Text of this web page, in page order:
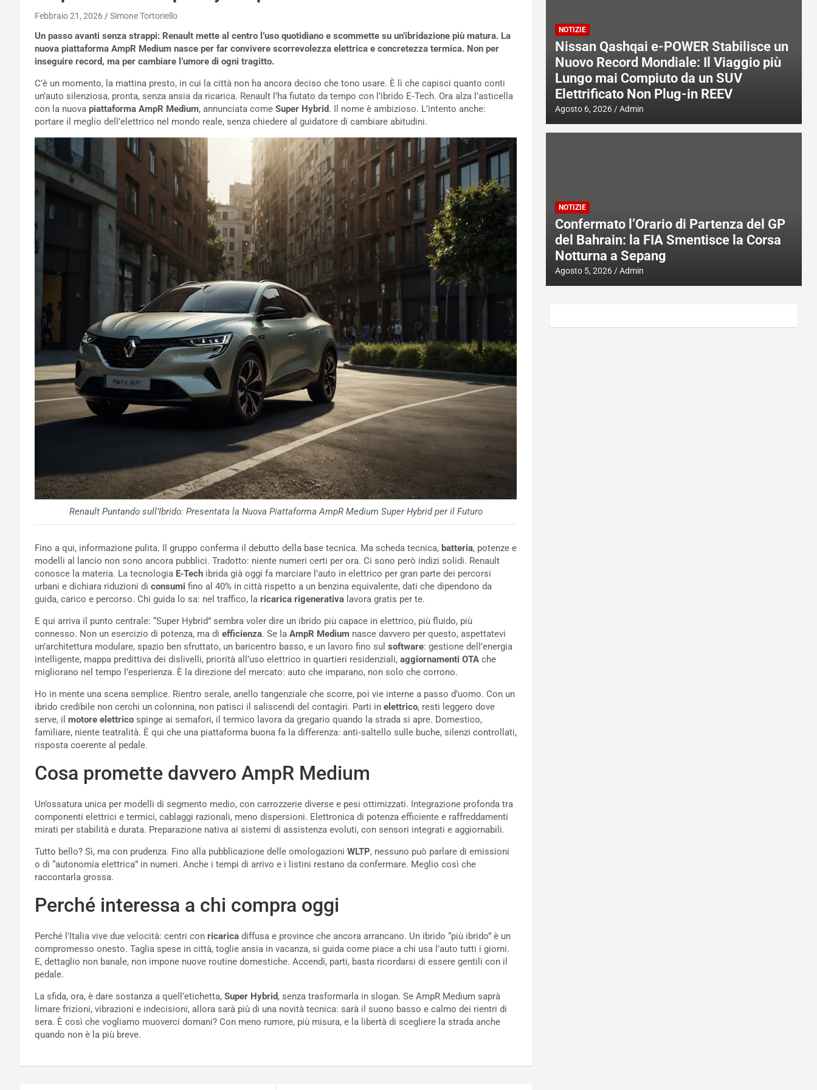
Febbraio 21, 2026 Simone Tortoriello
Un passo avanti senza strappi: Renault mette al centro l’uso quotidiano e scommette su un’ibridazione più matura. La
nuova piattaforma AmpR Medium nasce per far convivere scorrevolezza elettrica e concretezza termica. Non per
inseguire record, ma per cambiare l’umore di ogni tragitto.
C’è un momento, la mattina presto, in cui la città non ha ancora deciso che tono usare. È lì che capisci quanto conti
un’auto silenziosa, pronta, senza ansia da ricarica. Renault l’ha fiutato da tempo con l’ibrido E‑Tech. Ora alza l’asticella
con la nuova piattaforma AmpR Medium, annunciata come Super Hybrid. Il nome è ambizioso. L’intento anche:
portare il meglio dell’elettrico nel mondo reale, senza chiedere al guidatore di cambiare abitudini.
Renault Puntando sull’Ibrido: Presentata la Nuova Piattaforma AmpR Medium Super Hybrid per il Futuro
Fino a qui, informazione pulita. Il gruppo conferma il debutto della base tecnica. Ma scheda tecnica, batteria, potenze e
modelli al lancio non sono ancora pubblici. Tradotto: niente numeri certi per ora. Ci sono però indizi solidi. Renault
conosce la materia. La tecnologia E‑Tech ibrida già oggi fa marciare l’auto in elettrico per gran parte dei percorsi
urbani e dichiara riduzioni di consumi fino al 40% in città rispetto a un benzina equivalente, dati che dipendono da
guida, carico e percorso. Chi guida lo sa: nel traffico, la ricarica rigenerativa lavora gratis per te.
E qui arriva il punto centrale: “Super Hybrid” sembra voler dire un ibrido più capace in elettrico, più fluido, più
connesso. Non un esercizio di potenza, ma di efficienza. Se la AmpR Medium nasce davvero per questo, aspettatevi
un’architettura modulare, spazio ben sfruttato, un baricentro basso, e un lavoro fino sul software: gestione dell’energia
intelligente, mappa predittiva dei dislivelli, priorità all’uso elettrico in quartieri residenziali, aggiornamenti OTA che
migliorano nel tempo l’esperienza. È la direzione del mercato: auto che imparano, non solo che corrono.
Ho in mente una scena semplice. Rientro serale, anello tangenziale che scorre, poi vie interne a passo d’uomo. Con un
ibrido credibile non cerchi un colonnina, non patisci il saliscendi del contagiri. Parti in elettrico, resti leggero dove
serve, il motore elettrico spinge ai semafori, il termico lavora da gregario quando la strada si apre. Domestico,
familiare, niente teatralità. È qui che una piattaforma buona fa la differenza: anti‑saltello sulle buche, silenzi controllati,
risposta coerente al pedale.
Cosa promette davvero AmpR Medium
Un’ossatura unica per modelli di segmento medio, con carrozzerie diverse e pesi ottimizzati. Integrazione profonda tra
componenti elettrici e termici, cablaggi razionali, meno dispersioni. Elettronica di potenza efficiente e raffreddamenti
mirati per stabilità e durata. Preparazione nativa ai sistemi di assistenza evoluti, con sensori integrati e aggiornabili.
Tutto bello? Sì, ma con prudenza. Fino alla pubblicazione delle omologazioni WLTP, nessuno può parlare di emissioni
o di “autonomia elettrica” in numeri. Anche i tempi di arrivo e i listini restano da confermare. Meglio così che
raccontarla grossa.
Perché interessa a chi compra oggi
Perché l’Italia vive due velocità: centri con ricarica diffusa e province che ancora arrancano. Un ibrido “più ibrido” è un
compromesso onesto. Taglia spese in città, toglie ansia in vacanza, si guida come piace a chi usa l’auto tutti i giorni.
E, dettaglio non banale, non impone nuove routine domestiche. Accendi, parti, basta ricordarsi di essere gentili con il
pedale.
La sfida, ora, è dare sostanza a quell’etichetta, Super Hybrid, senza trasformarla in slogan. Se AmpR Medium saprà
limare frizioni, vibrazioni e indecisioni, allora sarà più di una novità tecnica: sarà il suono basso e calmo dei rientri di
sera. È così che vogliamo muoverci domani? Con meno rumore, più misura, e la libertà di scegliere la strada anche
quando non è la più breve.
NOTIZIE
Nissan Qashqai e-POWER Stabilisce un
Nuovo Record Mondiale: Il Viaggio più
Lungo mai Compiuto da un SUV
Elettrificato Non Plug-in REEV
Agosto 6, 2026 Admin
NOTIZIE
Confermato l’Orario di Partenza del GP
del Bahrain: la FIA Smentisce la Corsa
Notturna a Sepang
Agosto 5, 2026 Admin